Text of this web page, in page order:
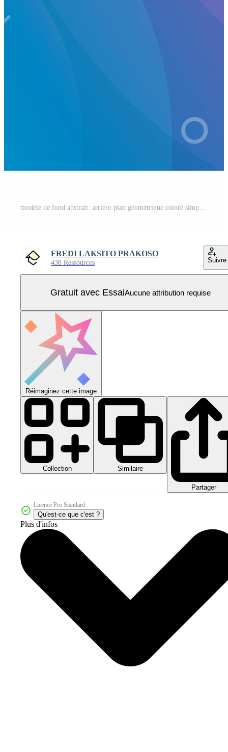
modèle de fond abstrait. arrière-plan géométrique coloré simple pour vos projets. conception de fond de couleur liquide. composition de formes fluides. fond de vecteur eps 10 Vecteur Pro
FREDI LAKSITO PRAKOSO
438 Ressources Suivre
Gratuit avec EssaiAucune attribution requise
Réimaginez cette image
Collection Similaire
Partager
Licence Pro Standard
Qu'est-ce que c'est ?
Plus d'infos